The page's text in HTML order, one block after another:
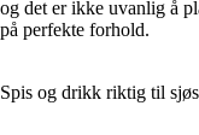
og det er ikke uvanlig å
på perfekte forhold.
Spis og drikk riktig til